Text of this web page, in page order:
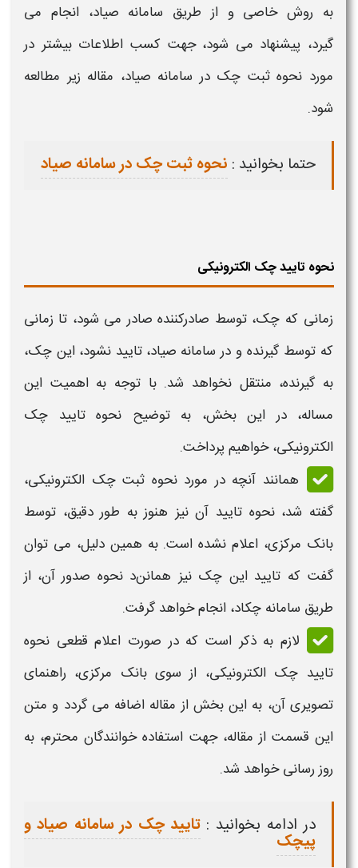
به روش خاصی و از طریق سامانه صیاد، انجام می
گیرد، پیشنهاد می شود، جهت کسب اطلاعات بیشتر در
مورد نحوه ثبت چک در سامانه صیاد، مقاله زیر مطالعه
شود.
حتما بخوانید : نحوه ثبت چک در سامانه صیاد
نحوه تایید چک الکترونیکی
زمانی که چک، توسط صادرکننده صادر می شود، تا زمانی
که توسط گیرنده و در سامانه صیاد، تایید نشود، این چک،
به گیرنده، منتقل نخواهد شد. با توجه به اهمیت این
مساله، در این بخش، به توضیح نحوه تایید چک
الکترونیکی،خواهیم پرداخت.
همانند آنچه در مورد نحوه ثبت چک الکترونیکی،
گفته شد، نحوه تایید آن نیز هنوز به طور دقیق، توسط
بانک مرکزی، اعلام نشده است. به همین دلیل، می توان
گفت که تایید این چک نیز همانند نحوه صدور آن، از
طریق سامانه چکاد، انجام خواهد گرفت.
لازم به ذکر است که در صورت اعلام قطعی نحوه
تایید چک الکترونیکی، از سوی بانک مرکزی، راهنمای
تصویری آن، به این بخش از مقاله اضافه می گردد و متن
این قسمت از مقاله، جهت استفاده خوانندگان محترم، به
روز رسانی خواهد شد.
در ادامه بخوانید : تایید چک در سامانه صیاد و
پیچک